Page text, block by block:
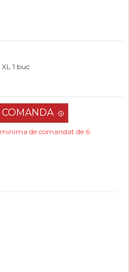
XL 1 buc
de comandat de 6